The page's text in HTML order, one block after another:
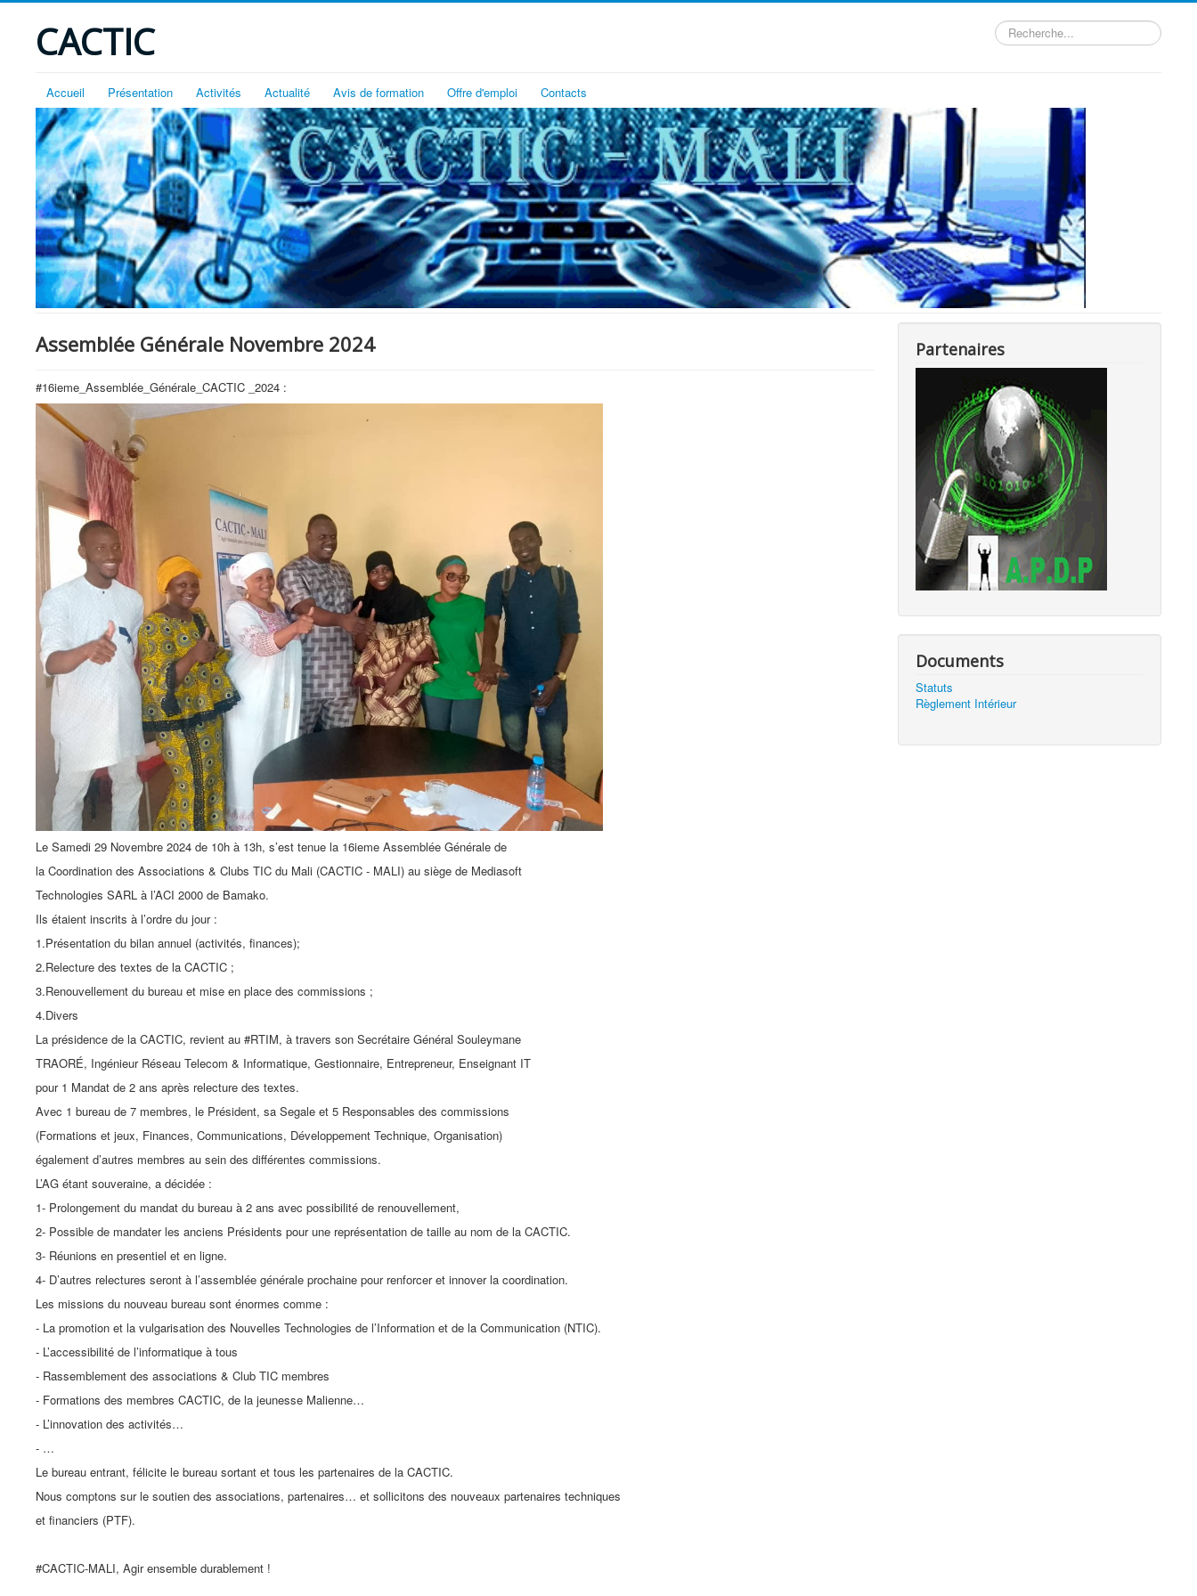
CACTIC Rechercher
Accueil Présentation Activités Actualité Avis de formation Offre d'emploi Contacts
Assemblée Générale Novembre 2024
#16ieme_Assemblée_Générale_CACTIC _2024 :
Le Samedi 29 Novembre 2024 de 10h à 13h, s’est tenue la 16ieme Assemblée Générale de
la Coordination des Associations & Clubs TIC du Mali (CACTIC - MALI) au siège de Mediasoft
Technologies SARL à l’ACI 2000 de Bamako.
Ils étaient inscrits à l’ordre du jour :
1.Présentation du bilan annuel (activités, finances);
2.Relecture des textes de la CACTIC ;
3.Renouvellement du bureau et mise en place des commissions ;
4.Divers
La présidence de la CACTIC, revient au #RTIM, à travers son Secrétaire Général Souleymane
TRAORÉ, Ingénieur Réseau Telecom & Informatique, Gestionnaire, Entrepreneur, Enseignant IT
pour 1 Mandat de 2 ans après relecture des textes.
Avec 1 bureau de 7 membres, le Président, sa Segale et 5 Responsables des commissions
(Formations et jeux, Finances, Communications, Développement Technique, Organisation)
également d’autres membres au sein des différentes commissions.
L’AG étant souveraine, a décidée :
1- Prolongement du mandat du bureau à 2 ans avec possibilité de renouvellement,
2- Possible de mandater les anciens Présidents pour une représentation de taille au nom de la CACTIC.
3- Réunions en presentiel et en ligne.
4- D’autres relectures seront à l’assemblée générale prochaine pour renforcer et innover la coordination.
Les missions du nouveau bureau sont énormes comme :
- La promotion et la vulgarisation des Nouvelles Technologies de l’Information et de la Communication (NTIC).
- L’accessibilité de l’informatique à tous
- Rassemblement des associations & Club TIC membres
- Formations des membres CACTIC, de la jeunesse Malienne…
- L’innovation des activités…
- …
Le bureau entrant, félicite le bureau sortant et tous les partenaires de la CACTIC.
Nous comptons sur le soutien des associations, partenaires… et sollicitons des nouveaux partenaires techniques
et financiers (PTF).
#CACTIC-MALI, Agir ensemble durablement !
Partenaires
Documents
Statuts
Règlement Intérieur